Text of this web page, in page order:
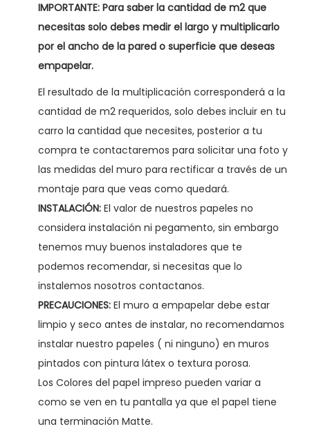
n
d
u
s
t
r
i
a
l
c
a
n
t
i
d
a
d
IMPORTANTE: Para saber la cantidad de m2 que
necesitas solo debes medir el largo y multiplicarlo
por el ancho de la pared o superficie que deseas
empapelar.
El resultado de la multiplicación corresponderá a la
cantidad de m2 requeridos, solo debes incluir en tu
carro la cantidad que necesites, posterior a tu
compra te contactaremos para solicitar una foto y
las medidas del muro para rectificar a través de un
montaje para que veas como quedará.
INSTALACIÓN: El valor de nuestros papeles no
considera instalación ni pegamento, sin embargo
tenemos muy buenos instaladores que te
podemos recomendar, si necesitas que lo
instalemos nosotros contactanos.
PRECAUCIONES: El muro a empapelar debe estar
limpio y seco antes de instalar, no recomendamos
instalar nuestro papeles ( ni ninguno) en muros
pintados con pintura látex o textura porosa.
Los Colores del papel impreso pueden variar a
como se ven en tu pantalla ya que el papel tiene
una terminación Matte.